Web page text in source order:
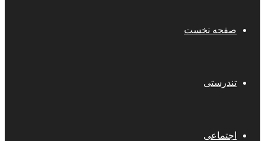
صفحه نخست
تندرستی
اجتماعی